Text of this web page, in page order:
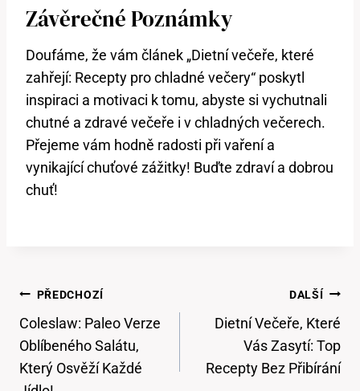
Závěrečné Poznámky
Doufáme, že vám článek „Dietní večeře, které
zahřejí: Recepty pro chladné večery“ poskytl
inspiraci a motivaci k tomu, abyste si vychutnali
chutné a zdravé večeře i v chladných večerech.
Přejeme vám hodně radosti při vaření a
vynikající chuťové zážitky! Buďte zdraví a dobrou
chuť!
Navigace
Pro
Příspěvek
PŘEDCHOZÍ
Coleslaw: Paleo Verze
Oblíbeného Salátu,
Který Osvěží Každé
DALŠÍ
Dietní Večeře, Které
Vás Zasytí: Top
Recepty Bez Přibírání